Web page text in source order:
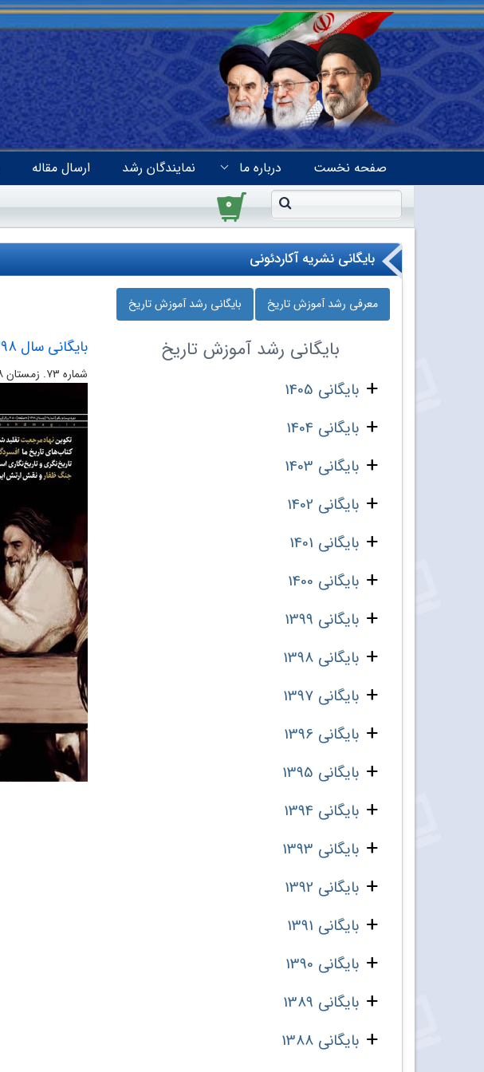
صفحه نخست درباره ما نمایندگان رشد ارسال مقاله
۰
بایگانی نشریه آکاردئونی
معرفی رشد آموزش تاریخ بایگانی رشد آموزش تاریخ
بایگانی رشد آموزش تاریخ
بایگانی 1405
بایگانی 1404
بایگانی 1403
بایگانی 1402
بایگانی 1401
بایگانی 1400
بایگانی 1399
بایگانی 1398
بایگانی 1397
بایگانی 1396
بایگانی 1395
بایگانی 1394
بایگانی 1393
بایگانی 1392
بایگانی 1391
بایگانی 1390
بایگانی 1389
بایگانی 1388
بایگانی سال 1398
شماره ۷۳. زمستان ۹۸